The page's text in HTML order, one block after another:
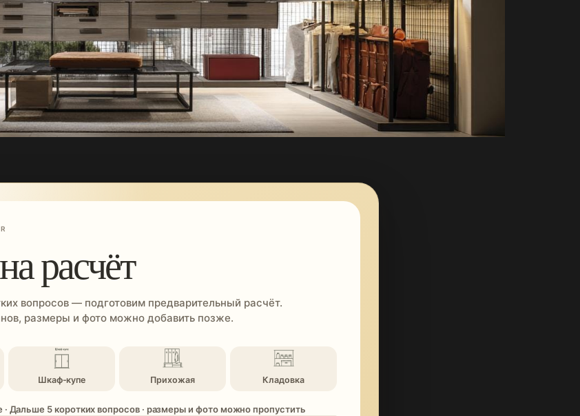
расчёт
вопросов — подготовим предварительный расчёт.
размеры и фото можно добавить позже.
Шкаф-купе Прихожая Кладовка
· Дальше 5 коротких вопросов · размеры и фото можно пропустить